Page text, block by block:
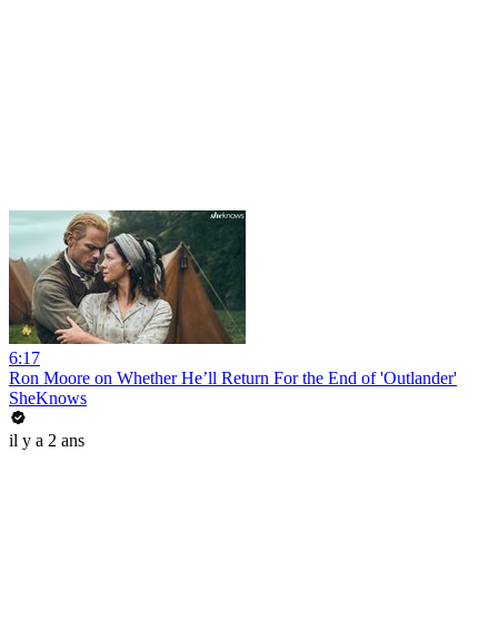
6:17
Ron Moore on Whether He’ll Return For the End of 'Outlander'
SheKnows
il y a 2 ans